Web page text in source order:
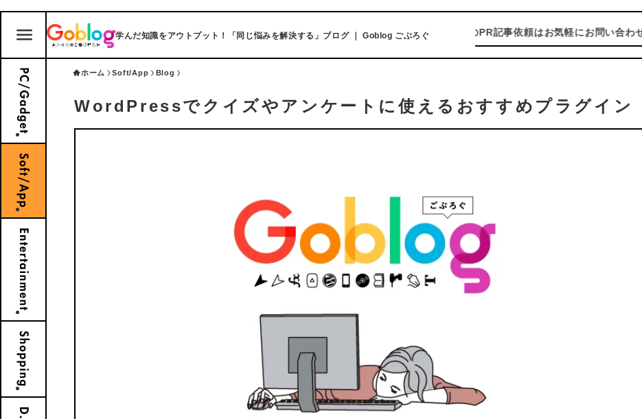
学んだ知識をアウトプット！「同じ悩みを解決する」ブログ ｜ Goblog ごぶろぐソフトやガジェットのPR記事依頼はお気軽にお問い合わせください
ホーム Soft/App Blog
WordPressでクイズやアンケートに使えるおすすめプラグイン